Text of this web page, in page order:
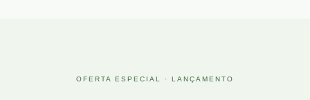
OFERTA ESPECIAL · LANÇAMENTO